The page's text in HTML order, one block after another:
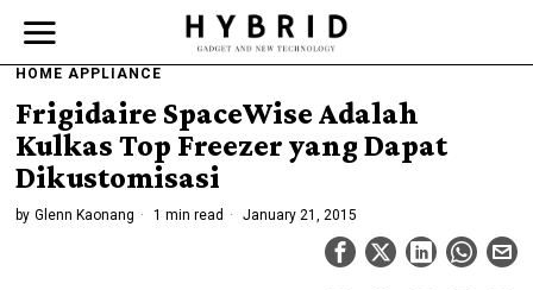
HOME APPLIANCE
Frigidaire SpaceWise Adalah
Kulkas Top Freezer yang Dapat
Dikustomisasi
by Glenn Kaonang 1 min read January 21, 2015